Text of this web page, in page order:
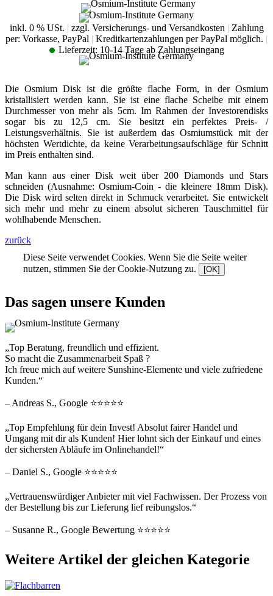
inkl. 0 % USt. | zzgl. Versicherungs- und Versandkosten | Zahlung
per: Vorkasse, PayPal | Kreditkartenzahlungen per PayPal möglich. |
Lieferzeit: 10-14 Tage ab Zahlungseingang
Die Osmium Disk ist die größte flache Form, in der Osmium
kristallisiert werden kann. Sie ist eine flache Scheibe mit einem
Durchmesser von mehr als 5cm. Im Rahmen der Investorendisks
sogar bis zu 12,5 cm. Sie besitzt ein perfektes Preis- /
Leistungsverhältnis. Sie ist außerdem das Osmiumstück mit der
höchsten Wertdichte, da keine Verarbeitungsaufschläge für Schnitt
im Preis enthalten sind.
Man kann aus einer Disk weit über 200 Diamonds und Stars
schneiden (Ausnahme: Osmium-Coin - die kleinere 18mm Disk).
Die Disk wird selten direkt in Schmuck verarbeitet. Sie entwickelt
sich mehr und mehr zu einem absolut sicheren Tauschmittel für
wohlhabende Menschen.
zurück
Diese Seite verwendet Cookies. Wenn Sie die Seite weiter
nutzen, stimmen Sie der Cookie-Nutzung zu.
[OK]
Das sagen unsere Kunden
„Top Beratung, freundlich und effizient.
So macht die Zusammenarbeit Spaß ?
Ich freue mich auf weitere Sunshine-Elemente und viele zufriedene
Kunden.“
– Andreas S., Google ⭐⭐⭐⭐⭐
„Top Empfehlung für dein Invest! Absolut fairer Handel und
Umgang mit dir als Kunden! Hier lohnt sich der Einkauf und eines
der sichersten Abläufe im Onlinehandel!“
– Daniel S., Google ⭐⭐⭐⭐⭐
„Vertrauenswürdiger Anbieter mit viel Fachwissen. Der Prozess von
der Bestellung bis zur Lieferung lief reibungslos.“
– Susanne R., Google Bewertung ⭐⭐⭐⭐⭐
Weitere Artikel der gleichen Kategorie